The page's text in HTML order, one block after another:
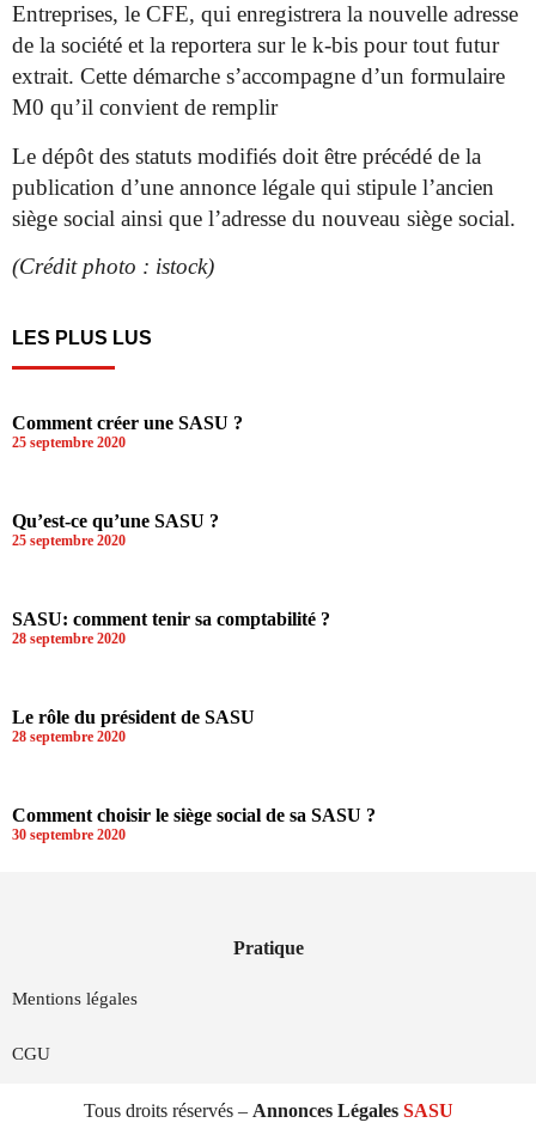
Entreprises, le CFE, qui enregistrera la nouvelle adresse
de la société et la reportera sur le k-bis pour tout futur
extrait. Cette démarche s’accompagne d’un formulaire
M0 qu’il convient de remplir
Le dépôt des statuts modifiés doit être précédé de la
publication d’une annonce légale qui stipule l’ancien
siège social ainsi que l’adresse du nouveau siège social.
(Crédit photo : istock)
LES PLUS LUS
Comment créer une SASU ?
25 septembre 2020
Qu’est-ce qu’une SASU ?
25 septembre 2020
SASU: comment tenir sa comptabilité ?
28 septembre 2020
Le rôle du président de SASU
28 septembre 2020
Comment choisir le siège social de sa SASU ?
30 septembre 2020
Pratique
Mentions légales
CGU
Tous droits réservés – Annonces Légales SASU